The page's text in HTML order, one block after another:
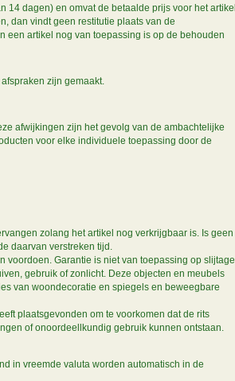
dagen) en omvat de betaalde prijs voor het artikel
dan vindt geen restitutie plaats van de
een artikel nog van toepassing is op de behouden
zijn gemaakt.
afwijkingen zijn het gevolg van de ambachtelijke
voor elke individuele toepassing door de
zolang het artikel nog verkrijgbaar is. Is geen
daarvan verstreken tijd.
voordoen. Garantie is niet van toepassing op slijtage
gebruik of zonlicht. Deze objecten en meubels
van woondecoratie en spiegels en beweegbare
plaatsgevonden om te voorkomen dat de rits
of onoordeellkundig gebruik kunnen ontstaan.
in vreemde valuta worden automatisch in de